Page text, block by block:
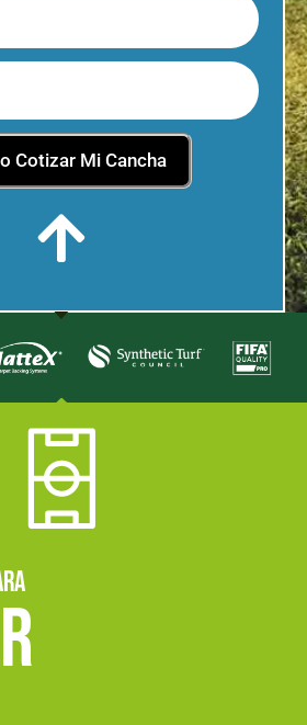
Cotizar Mi Cancha